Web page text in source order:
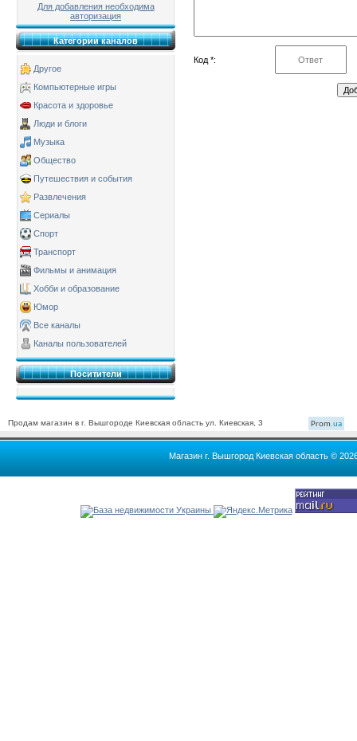
Для добавления необходима
авторизация
Категории каналов
Другое
Компьютерные игры
Красота и здоровье
Люди и блоги
Музыка
Общество
Путешествия и события
Развлечения
Сериалы
Спорт
Транспорт
Фильмы и анимация
Хобби и образование
Юмор
Все каналы
Каналы пользователей
Поситители
Код *:
Продам магазин в г. Вышгороде Киевская область ул. Киевская, 3 Prom.ua
Магазин г. Вышгород Киевская область ©